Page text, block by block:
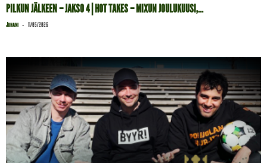
PILKUN JÄLKEEN – JAKSO 4 | HOT TAKES – MIXUN JOULUKUUSI,...
Juhani - 11/05/2026